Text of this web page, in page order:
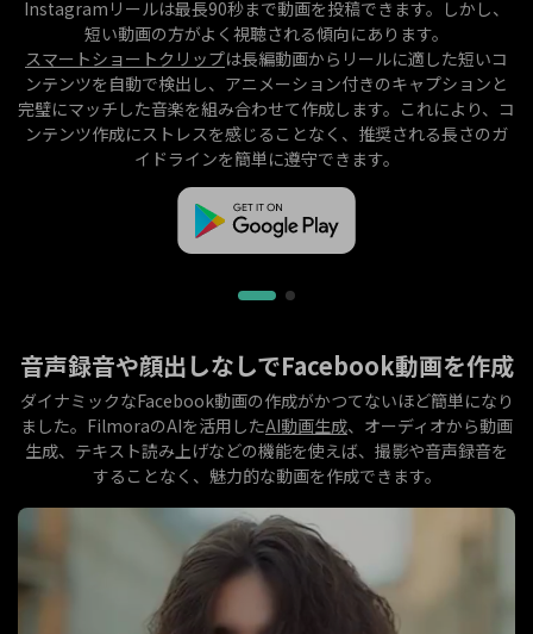
Instagramリールは最長90秒まで動画を投稿できます。しかし、
短い動画の方がよく視聴される傾向にあります。
スマートショートクリップは長編動画からリールに適した短いコ
ンテンツを自動で検出し、アニメーション付きのキャプションと
完璧にマッチした音楽を組み合わせて作成します。これにより、コ
ンテンツ作成にストレスを感じることなく、推奨される長さのガ
イドラインを簡単に遵守できます。
音声録音や顔出しなしでFacebook動画を作成
ダイナミックなFacebook動画の作成がかつてないほど簡単になり
ました。FilmoraのAIを活用したAI動画生成、オーディオから動画
生成、テキスト読み上げなどの機能を使えば、撮影や音声録音を
することなく、魅力的な動画を作成できます。